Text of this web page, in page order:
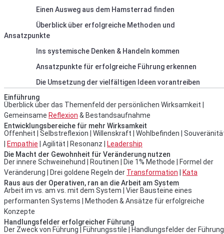
Einen Ausweg aus dem Hamsterrad finden
Überblick über erfolgreiche Methoden und
Ansatzpunkte
Ins systemische Denken & Handeln kommen
Ansatzpunkte für erfolgreiche Führung erkennen
Die Umsetzung der vielfältigen Ideen vorantreiben
Einführung
Überblick über das Themenfeld der persönlichen Wirksamkeit |
Gemeinsame Reflexion & Bestandsaufnahme
Entwicklungsbereiche für mehr Wirksamkeit
Offenheit | Selbstreflexion | Willenskraft | Wohlbefinden |
Empathie | Agilität | Resonanz |
Leadership
Die Macht der Gewohnheit für Veränderung nutzen
Der innere Schweinehund | Routinen | Die 1% Methode | Formel der
Veränderung | Drei goldene Regeln der Transformation
Kata
Raus aus der Operativen, ran an die Arbeit am System
Arbeit im vs. am vs. mit dem System | Vier Bausteine eines
performanten Systems | Methoden & Ansätze für erfolgreiche
Konzepte
Handlungsfelder erfolgreicher Führung
Der Zweck von Führung | Führungsstile | Handlungsfelder der